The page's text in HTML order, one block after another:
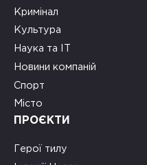
Кримінал
Культура
Наука та ІТ
Новини компаній
Спорт
Місто
ПРОЄКТИ
Герої тилу